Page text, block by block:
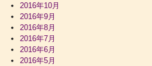
2016年10月
2016年9月
2016年8月
2016年7月
2016年6月
2016年5月